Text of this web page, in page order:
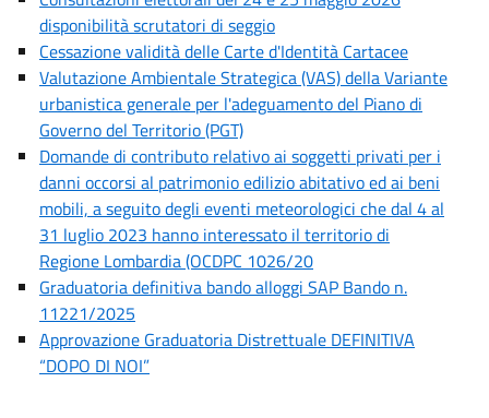
disponibilità scrutatori di seggio
Cessazione validità delle Carte d'Identità Cartacee
Valutazione Ambientale Strategica (VAS) della Variante
urbanistica generale per l'adeguamento del Piano di
Governo del Territorio (PGT)
Domande di contributo relativo ai soggetti privati per i
danni occorsi al patrimonio edilizio abitativo ed ai beni
mobili, a seguito degli eventi meteorologici che dal 4 al
31 luglio 2023 hanno interessato il territorio di
Regione Lombardia (OCDPC 1026/20
Graduatoria definitiva bando alloggi SAP Bando n.
11221/2025
Approvazione Graduatoria Distrettuale DEFINITIVA
“DOPO DI NOI”